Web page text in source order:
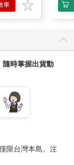
車
隨時掌握出貨動
限台灣本島。注